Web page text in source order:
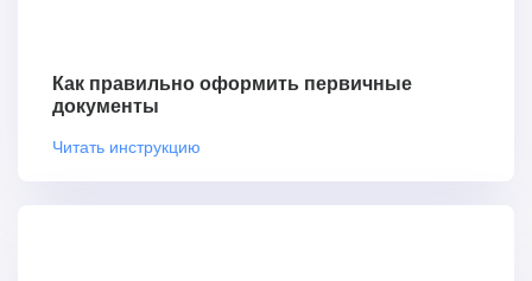
Как правильно оформить первичные
документы
Читать инструкцию